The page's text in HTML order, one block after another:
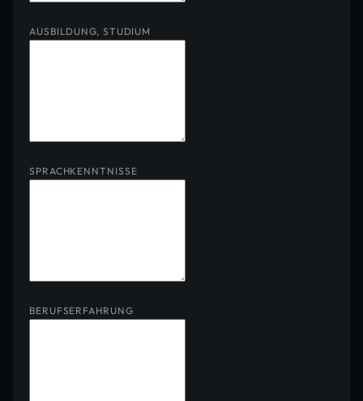
AUSBILDUNG, STUDIUM
SPRACHKENNTNISSE
BERUFSERFAHRUNG